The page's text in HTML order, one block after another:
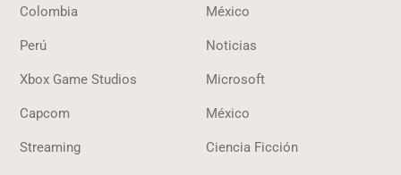
Colombia México
Perú Noticias
Xbox Game Studios Microsoft
Capcom México
Streaming Ciencia Ficción